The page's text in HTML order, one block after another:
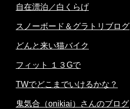
自在漂泊／白くらげ
スノーボード＆グラトリブログ
どんと来い猫バイク
フィット １３Gで
TWでどこまでいけるかな？
鬼気合（onikiai）さんのブログ